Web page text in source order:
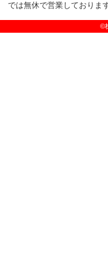
では無休で営業しております
©